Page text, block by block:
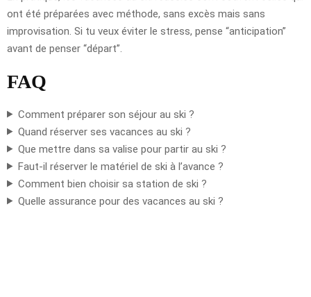
ont été préparées avec méthode, sans excès mais sans
improvisation. Si tu veux éviter le stress, pense “anticipation”
avant de penser “départ”.
FAQ
Comment préparer son séjour au ski ?
Quand réserver ses vacances au ski ?
Que mettre dans sa valise pour partir au ski ?
Faut-il réserver le matériel de ski à l’avance ?
Comment bien choisir sa station de ski ?
Quelle assurance pour des vacances au ski ?